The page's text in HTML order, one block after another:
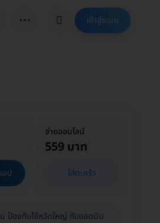
⋯ เข้าสู่ระบบ
ป
จ่ายออนไลน์
559 บาท
ใส่ตะกร้า
ป้องกันไข้หวัดใหญ่ กับแอดมิน